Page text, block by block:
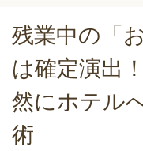
残業中の「
は確定演出
然にホテル
術